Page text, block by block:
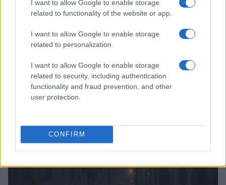
I want to allow Google to enable storage
related to functionality of the website or app.
I want to allow Google to enable storage
related to personalization.
I want to allow Google to enable storage
related to security, including authentication
functionality and fraud prevention, and other
user protection.
CONFIRM
Explorando las similitudes y diferencias entre la
gastronomía peruana y ecuatoriana
Lucía Fernández · 6 Ago 2026